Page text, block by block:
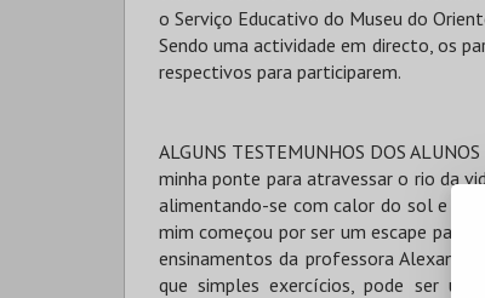
o Serviço Educativo do Museu do
Sendo uma actividade em directo, os
respectivos para participarem.
ALGUNS TESTEMUNHOS DOS
minha ponte para atravessar o rio da
alimentando-se com calor do sol e dos
mim começou por ser um escape para
ensinamentos da professora
que simples exercícios, pode ser